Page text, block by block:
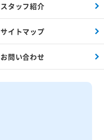
スタッフ紹介
サイトマップ
お問い合わせ